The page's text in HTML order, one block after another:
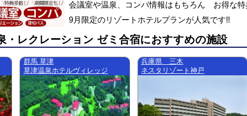
会議室や温泉、コンパ情報はもちろん お得な
9月限定のリゾートホテルプランが人気です!!
・レクレーション ゼミ合宿におすすめの施設
群馬 草津
草津温泉ホテルヴィレッジ
兵庫県 三木
ネスタリゾート神戸